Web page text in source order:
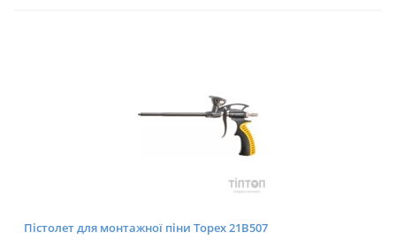
Пістолет для монтажної піни Topex 21B507